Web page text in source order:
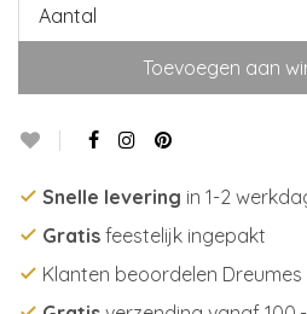
Aantal
Toevoegen aan
Snelle levering in 1-2
Gratis feestelijk ingepakt
Klanten beoordelen